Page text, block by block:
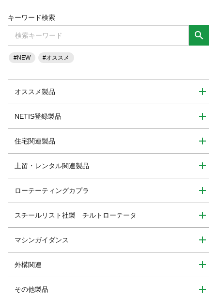
キーワード検索
search
#NEW #オススメ
オススメ製品
NETIS登録製品
住宅関連製品
土留・レンタル関連製品
ローテーティングカプラ
スチールリスト社製 チルトローテータ
マシンガイダンス
外構関連
その他製品